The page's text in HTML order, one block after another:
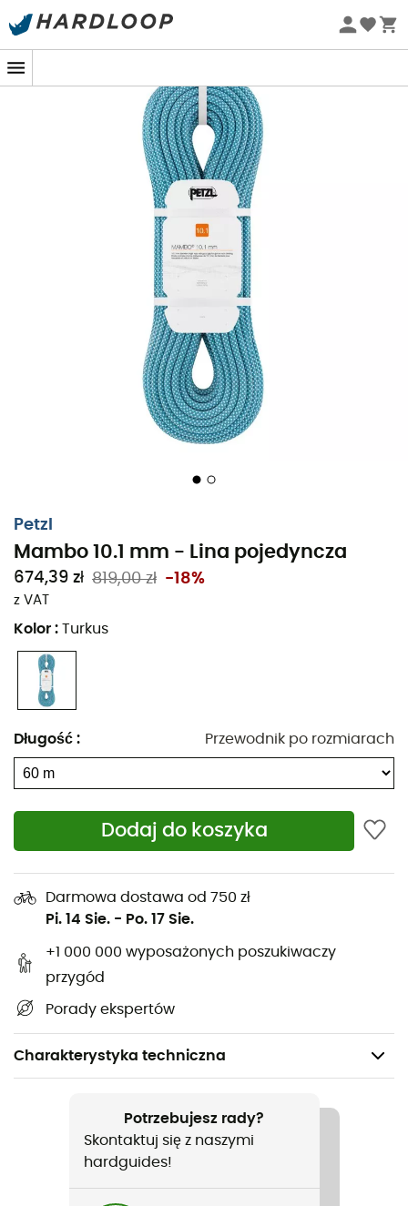
Letnie promocje 🔥 -5% DODATKOWO przy zakupie 2
Petzl
Mambo 10.1 mm - Lina pojedyncza
674,39 zł 819,00 zł -18%
z VAT
Kolor : Turkus
Długość : Przewodnik po rozmiarach
Dodaj do koszyka
Darmowa dostawa od 750 zł
Pi. 14 Sie. - Po. 17 Sie.
+1 000 000 wyposażonych poszukiwaczy
przygód
Porady ekspertów
Charakterystyka techniczna
Wspinaczka / Wspinaczka na ściance
Potrzebujesz rady?
Skontaktuj się z naszymi
hardguides!